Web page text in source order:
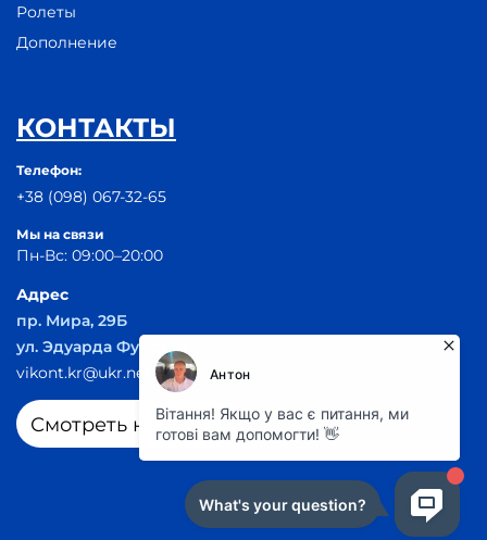
Ролеты
Дополнение
КОНТАКТЫ
Телефон:
+38 (098) 067-32-65
Мы на связи
Пн-Вс: 09:00–20:00
Адрес
пр. Мира, 29Б
ул. Эдуарда Фукса 55
vikont.kr@ukr.net
Смотреть на карте